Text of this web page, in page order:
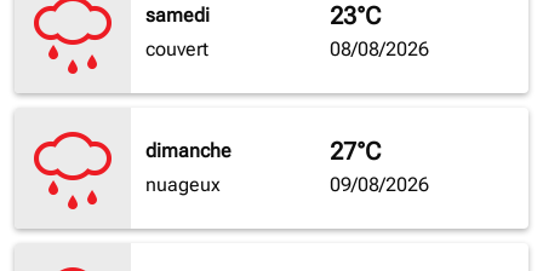
samedi
couvert
23°C
08/08/2026
dimanche
nuageux
27°C
09/08/2026